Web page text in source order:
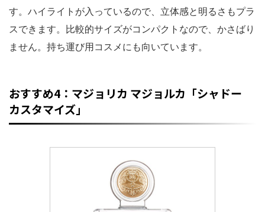
す。ハイライトが入っているので、立体感と明るさもプラ
スできます。比較的サイズがコンパクトなので、かさばり
ません。持ち運び用コスメにも向いています。
おすすめ4：マジョリカ マジョルカ「シャドー
カスタマイズ」